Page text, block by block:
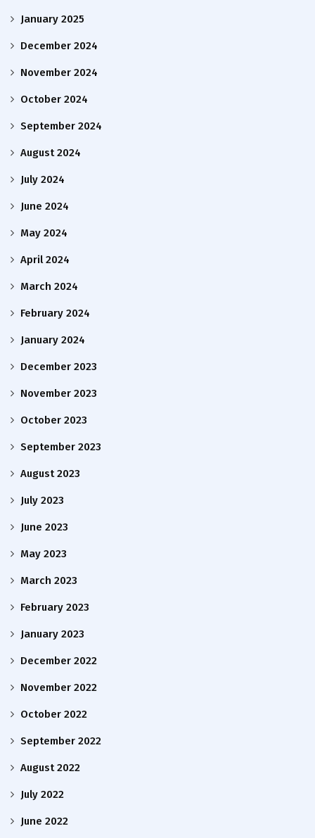
January 2025
December 2024
November 2024
October 2024
September 2024
August 2024
July 2024
June 2024
May 2024
April 2024
March 2024
February 2024
January 2024
December 2023
November 2023
October 2023
September 2023
August 2023
July 2023
June 2023
May 2023
March 2023
February 2023
January 2023
December 2022
November 2022
October 2022
September 2022
August 2022
July 2022
June 2022